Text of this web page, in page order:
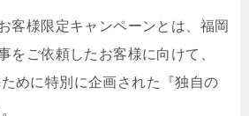
客様限定キャンペーンとは、福岡
をご依頼したお客様に向けて、
ために特別に企画された『独自の